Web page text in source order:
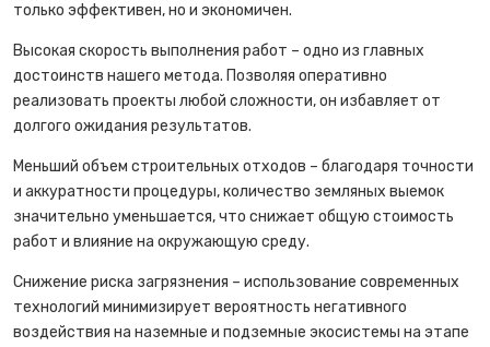
только эффективен, но и экономичен.
Высокая скорость выполнения работ – одно из главных
достоинств нашего метода. Позволяя оперативно
реализовать проекты любой сложности, он избавляет от
долгого ожидания результатов.
Меньший объем строительных отходов – благодаря точности
и аккуратности процедуры, количество земляных выемок
значительно уменьшается, что снижает общую стоимость
работ и влияние на окружающую среду.
Снижение риска загрязнения – использование современных
технологий минимизирует вероятность негативного
воздействия на наземные и подземные экосистемы на этапе